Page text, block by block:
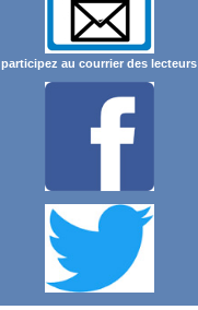
participez au courrier des lecteurs